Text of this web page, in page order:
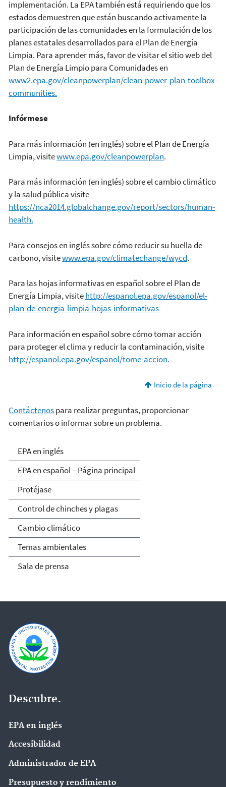
implementación. La EPA también está requiriendo que los
estados demuestren que están buscando activamente la
participación de las comunidades en la formulación de los
planes estatales desarrollados para el Plan de Energía
Limpia. Para aprender más, favor de visitar el sitio web del
Plan de Energía Limpio para Comunidades en
www2.epa.gov/cleanpowerplan/clean-power-plan-toolbox-
communities.
Infórmese
Para más información (en inglés) sobre el Plan de Energía
Limpia, visitewww.epa.gov/cleanpowerplan.
Para más información (en inglés) sobre el cambio climático
y la salud pública visite
https://nca2014.globalchange.gov/report/sectors/human-
health.
Para consejos en inglés sobre cómo reducir su huella de
carbono, visitewww.epa.gov/climatechange/wycd.
Para las hojas informativas en español sobre el Plan de
Energía Limpia, visitehttp://espanol.epa.gov/espanol/el-
plan-de-energia-limpia-hojas-informativas
Para información en español sobre cómo tomar acción
para proteger el clima y reducir la contaminación, visite
http://espanol.epa.gov/espanol/tome-accion.
Inicio de la página
Contáctenospara realizar preguntas, proporcionar
comentarios o informar sobre un problema.
EPA en español
EPA en inglés
EPA en español – Página principal
Protéjase
Control de chinches y plagas
Cambio climático
Temas ambientales
Sala de prensa
Descubre.
EPA en ingl‌és
Accesibilidad
Administrador de EPA
Presupuesto y rendimiento